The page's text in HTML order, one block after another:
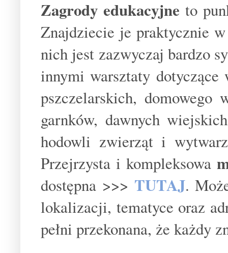
Zagrody edukacyjne to
Znajdziecie je praktycznie
nich jest zazwyczaj bardzo
innymi warsztaty dotyczące
pszczelarskich, domowego
garnków, dawnych
hodowli zwierząt i
Przejrzysta i kompleksowa
dostępna >>> TUTAJ.
lokalizacji, tematyce oraz
pełni przekonana, że każdy